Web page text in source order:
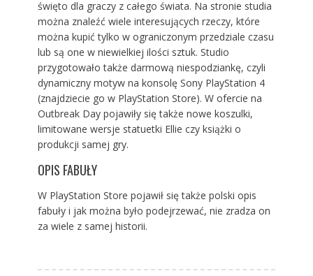
święto dla graczy z całego świata. Na stronie studia
można znaleźć wiele interesujących rzeczy, które
można kupić tylko w ograniczonym przedziale czasu
lub są one w niewielkiej ilości sztuk. Studio
przygotowało także darmową niespodziankę, czyli
dynamiczny motyw na konsolę Sony PlayStation 4
(znajdziecie go w PlayStation Store). W ofercie na
Outbreak Day pojawiły się także nowe koszulki,
limitowane wersje statuetki Ellie czy książki o
produkcji samej gry.
OPIS FABUŁY
W PlayStation Store pojawił się także polski opis
fabuły i jak można było podejrzewać, nie zradza on
za wiele z samej historii.